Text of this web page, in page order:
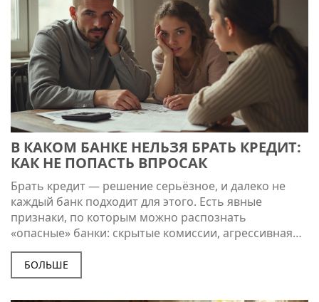
В КАКОМ БАНКЕ НЕЛЬЗЯ БРАТЬ КРЕДИТ:
КАК НЕ ПОПАСТЬ ВПРОСАК
Брать кредит — решение серьёзное, и далеко не
каждый банк подходит для этого. Есть явные
признаки, по которым можно распознать
«опасные» банки: скрытые комиссии, агрессивная
реклама, сомнительные условия выдачи. В статье
расскажем, на что важно смотреть в первую
очередь, какие банки лучше обойти стороной и как
БОЛЬШЕ